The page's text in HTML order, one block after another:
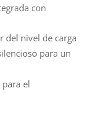
con
del nivel de carga
para un
el